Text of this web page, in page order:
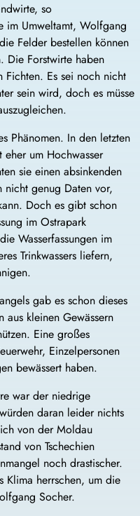
so
im Umweltamt, Wolfgang
Felder bestellen können
Die Forstwirte haben
Fichten. Es sei noch nicht
sein wird, doch es müsse
Phänomen. In den letzten
eher um Hochwasser
sie einen absinkenden
genug Daten vor,
Doch es gibt schon
im Ostrapark
Wasserfassungen im
Trinkwassers liefern,
gab es schon dieses
aus kleinen Gewässern
Eine großes
Einzelpersonen
bewässert haben.
war der niedrige
daran leider nichts
von der Moldau
von Tschechien
noch drastischer.
Klima herrschen, um die
Socher.